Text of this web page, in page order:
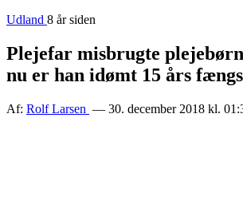
Udland 8 år siden
Plejefar misbrugte
nu er han idømt 15 års
Af: Rolf Larsen — 30. december 2018 kl.